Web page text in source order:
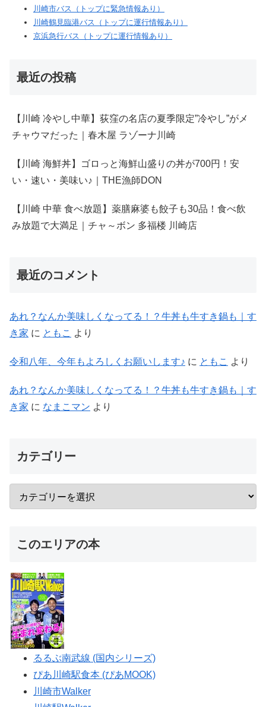
川崎市バス（トップに緊急情報あり）
川崎鶴見臨港バス（トップに運行情報あり）
京浜急行バス（トップに運行情報あり）
最近の投稿
【川崎 冷やし中華】荻窪の名店の夏季限定”冷やし”がメ
チャウマだった｜春木屋 ラゾーナ川崎
【川崎 海鮮丼】ゴロっと海鮮山盛りの丼が700円！安
い・速い・美味い♪｜THE漁師DON
【川崎 中華 食べ放題】薬膳麻婆も餃子も30品！食べ飲
み放題で大満足｜チャ～ボン 多福楼 川崎店
最近のコメント
あれ？なんか美味しくなってる！？牛丼も牛すき鍋も｜す
き家 に ともこ より
令和八年、今年もよろしくお願いします♪ に ともこ より
あれ？なんか美味しくなってる！？牛丼も牛すき鍋も｜す
き家 に なまこマン より
カテゴリー
このエリアの本
るるぶ南武線 (国内シリーズ)
ぴあ川崎駅食本 (ぴあMOOK)
川崎市Walker